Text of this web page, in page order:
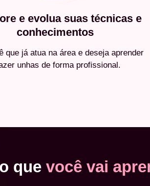
e evolua suas técnicas e
conhecimentos
que já atua na área e deseja aprender
unhas de forma profissional.
que você vai